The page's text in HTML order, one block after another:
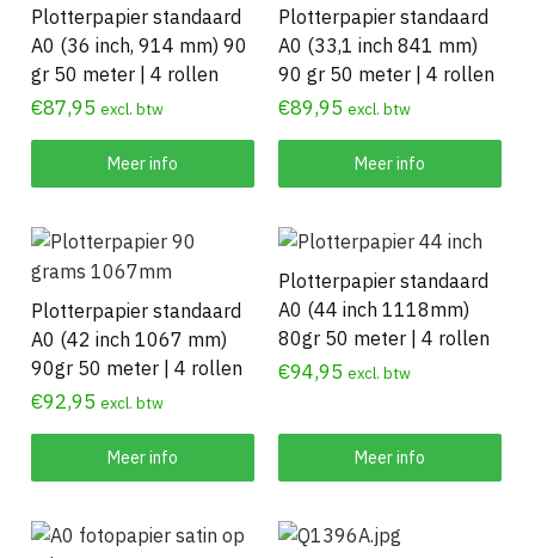
Plotterpapier standaard
A0 (36 inch, 914 mm) 90
gr 50 meter | 4 rollen
€87,95 excl. btw
Meer info
Plotterpapier standaard
A0 (33,1 inch 841 mm)
90 gr 50 meter | 4 rollen
€89,95 excl. btw
Meer info
Plotterpapier standaard
A0 (42 inch 1067 mm)
90gr 50 meter | 4 rollen
€92,95 excl. btw
Meer info
Plotterpapier standaard
A0 (44 inch 1118mm)
80gr 50 meter | 4 rollen
€94,95 excl. btw
Meer info